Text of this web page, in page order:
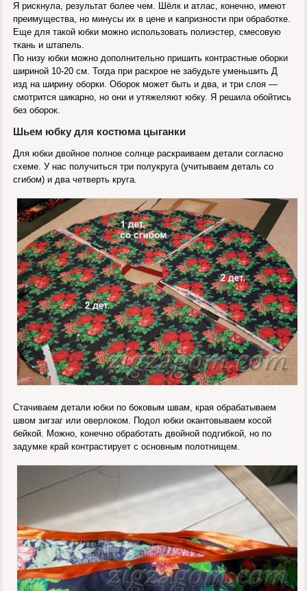
Я рискнула, результат более чем. Шёлк и атлас, конечно, имеют
преимущества, но минусы их в цене и капризности при обработке.
Еще для такой юбки можно использовать полиэстер, смесовую
ткань и штапель.
По низу юбки можно дополнительно пришить контрастные оборки
шириной 10-20 см. Тогда при раскрое не забудьте уменьшить Д
изд на ширину оборки. Оборок может быть и два, и три слоя —
смотрится шикарно, но они и утяжеляют юбку. Я решила обойтись
без оборок.
Шьем юбку для костюма цыганки
Для юбки двойное полное солнце раскраиваем детали согласно
схеме. У нас получиться три полукруга (учитываем деталь со
сгибом) и два четверть круга.
Стачиваем детали юбки по боковым швам, края обрабатываем
швом зигзаг или оверлоком. Подол юбки окантовываем косой
бейкой. Можно, конечно обработать двойной подгибкой, но по
задумке край контрастирует с основным полотнищем.